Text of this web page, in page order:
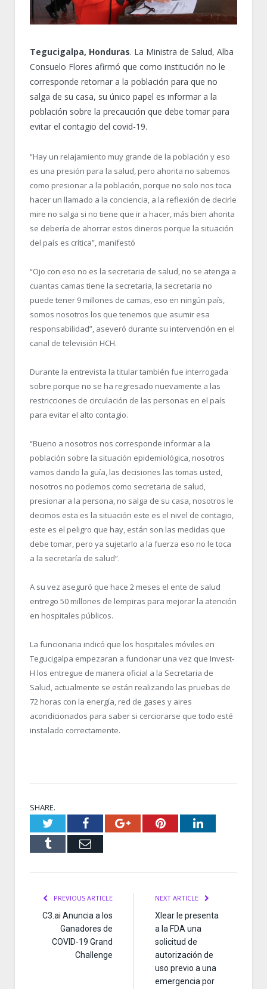
Tegucigalpa, Honduras. La Ministra de Salud, Alba
Consuelo Flores afirmó que como institución no le
corresponde retornar a la población para que no
salga de su casa, su único papel es informar a la
población sobre la precaución que debe tomar para
evitar el contagio del covid-19.
“Hay un relajamiento muy grande de la población y eso
es una presión para la salud, pero ahorita no sabemos
como presionar a la población, porque no solo nos toca
hacer un llamado a la conciencia, a la reflexión de decirle
mire no salga si no tiene que ir a hacer, más bien ahorita
se debería de ahorrar estos dineros porque la situación
del país es crítica”, manifestó
“Ojo con eso no es la secretaria de salud, no se atenga a
cuantas camas tiene la secretaria, la secretaria no
puede tener 9 millones de camas, eso en ningún país,
somos nosotros los que tenemos que asumir esa
responsabilidad”, aseveró durante su intervención en el
canal de televisión HCH.
Durante la entrevista la titular también fue interrogada
sobre porque no se ha regresado nuevamente a las
restricciones de circulación de las personas en el país
para evitar el alto contagio.
“Bueno a nosotros nos corresponde informar a la
población sobre la situación epidemiológica, nosotros
vamos dando la guía, las decisiones las tomas usted,
nosotros no podemos como secretaria de salud,
presionar a la persona, no salga de su casa, nosotros le
decimos esta es la situación este es el nivel de contagio,
este es el peligro que hay, están son las medidas que
debe tomar, pero ya sujetarlo a la fuerza eso no le toca
a la secretaría de salud”.
A su vez aseguró que hace 2 meses el ente de salud
entrego 50 millones de lempiras para mejorar la atención
en hospitales públicos.
La funcionaria indicó que los hospitales móviles en
Tegucigalpa empezaran a funcionar una vez que Invest-
H los entregue de manera oficial a la Secretaria de
Salud, actualmente se están realizando las pruebas de
72 horas con la energía, red de gases y aires
acondicionados para saber si cerciorarse que todo esté
instalado correctamente.
SHARE.
TwitterFacebookGoogle+PinterestLinkedIn
Tumblr Email
PREVIOUS ARTICLE
C3.ai Anuncia a los
Ganadores de
COVID-19 Grand
Challenge
NEXT ARTICLE
Xlear le presenta
a la FDA una
solicitud de
autorización de
uso previo a una
emergencia por